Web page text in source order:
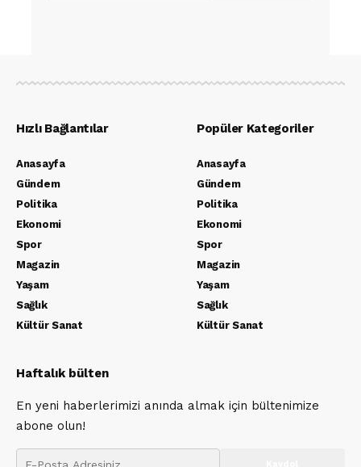
Hızlı Bağlantılar
Anasayfa
Gündem
Politika
Ekonomi
Spor
Magazin
Yaşam
Sağlık
Kültür Sanat
Popüler Kategoriler
Anasayfa
Gündem
Politika
Ekonomi
Spor
Magazin
Yaşam
Sağlık
Kültür Sanat
Haftalık bülten
En yeni haberlerimizi anında almak için bültenimize
abone olun!